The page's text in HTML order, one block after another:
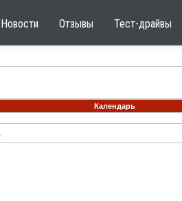
Новости Отзывы Тест-драйвы
Календарь